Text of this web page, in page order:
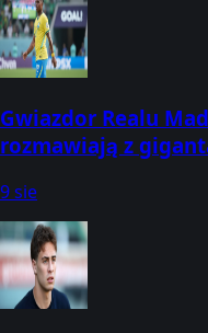
Gwiazdor Realu
rozmawiają z
9 sie